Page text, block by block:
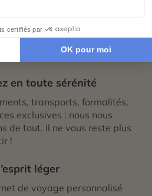
votre itinéraire
avec un conseiller-expert
envies et à votre rythme.
en toute sérénité
transports, formalités,
exclusives : nous nous
de tout. Il ne vous reste plus
!
léger
de voyage personnalisé